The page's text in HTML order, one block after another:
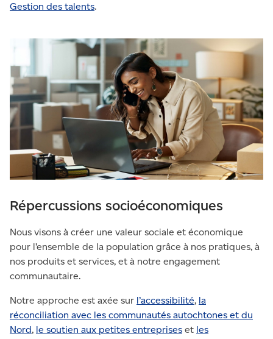
Gestion des talents.
Répercussions socioéconomiques
Nous visons à créer une valeur sociale et économique
pour l’ensemble de la population grâce à nos pratiques, à
nos produits et services, et à notre engagement
communautaire.
Notre approche est axée sur l’accessibilité, la
réconciliation avec les communautés autochtones et du
Nord, le soutien aux petites entreprises et les